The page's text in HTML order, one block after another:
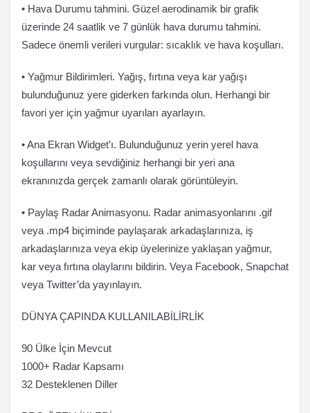
• Hava Durumu tahmini. Güzel aerodinamik bir grafik
üzerinde 24 saatlik ve 7 günlük hava durumu tahmini.
Sadece önemli verileri vurgular: sıcaklık ve hava koşulları.
• Yağmur Bildirimleri. Yağış, fırtına veya kar yağışı
bulunduğunuz yere giderken farkında olun. Herhangi bir
favori yer için yağmur uyarıları ayarlayın.
• Ana Ekran Widget’ı. Bulunduğunuz yerin yerel hava
koşullarını veya sevdiğiniz herhangi bir yeri ana
ekranınızda gerçek zamanlı olarak görüntüleyin.
• Paylaş Radar Animasyonu. Radar animasyonlarını .gif
veya .mp4 biçiminde paylaşarak arkadaşlarınıza, iş
arkadaşlarınıza veya ekip üyelerinize yaklaşan yağmur,
kar veya fırtına olaylarını bildirin. Veya Facebook, Snapchat
veya Twitter’da yayınlayın.
DÜNYA ÇAPINDA KULLANILABİLİRLİK
90 Ülke İçin Mevcut
1000+ Radar Kapsamı
32 Desteklenen Diller